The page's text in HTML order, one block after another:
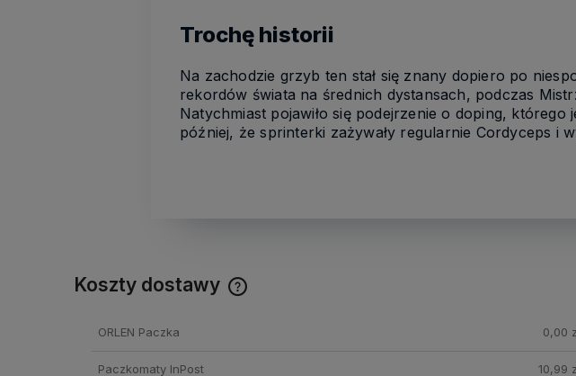
Trochę historii
Na zachodzie grzyb ten stał się znany dopiero po
rekordów świata na średnich dystansach, podczas
Natychmiast pojawiło się podejrzenie o doping,
później, że sprinterki zażywały regularnie Cordyceps i
Koszty dostawy
ORLEN Paczka 0,00
Paczkomaty InPost 10,99